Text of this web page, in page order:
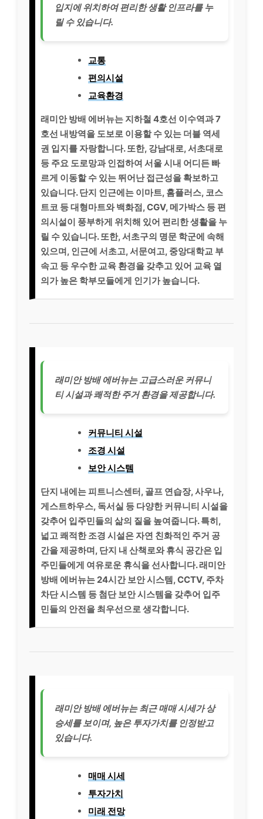
입지에 위치하여 편리한 생활 인프라를 누
릴 수 있습니다.
교통
편의시설
교육환경
래미안 방배 에버뉴는 지하철 4호선 이수역과 7
호선 내방역을 도보로 이용할 수 있는 더블 역세
권 입지를 자랑합니다. 또한, 강남대로, 서초대로
등 주요 도로망과 인접하여 서울 시내 어디든 빠
르게 이동할 수 있는 뛰어난 접근성을 확보하고
있습니다. 단지 인근에는 이마트, 홈플러스, 코스
트코 등 대형마트와 백화점, CGV, 메가박스 등 편
의시설이 풍부하게 위치해 있어 편리한 생활을 누
릴 수 있습니다. 또한, 서초구의 명문 학군에 속해
있으며, 인근에 서초고, 서문여고, 중앙대학교 부
속고 등 우수한 교육 환경을 갖추고 있어 교육 열
의가 높은 학부모들에게 인기가 높습니다.
래미안 방배 에버뉴는 고급스러운 커뮤니
티 시설과 쾌적한 주거 환경을 제공합니다.
커뮤니티 시설
조경 시설
보안 시스템
단지 내에는 피트니스센터, 골프 연습장, 사우나,
게스트하우스, 독서실 등 다양한 커뮤니티 시설을
갖추어 입주민들의 삶의 질을 높여줍니다. 특히,
넓고 쾌적한 조경 시설은 자연 친화적인 주거 공
간을 제공하며, 단지 내 산책로와 휴식 공간은 입
주민들에게 여유로운 휴식을 선사합니다. 래미안
방배 에버뉴는 24시간 보안 시스템, CCTV, 주차
차단 시스템 등 첨단 보안 시스템을 갖추어 입주
민들의 안전을 최우선으로 생각합니다.
래미안 방배 에버뉴는 최근 매매 시세가 상
승세를 보이며, 높은 투자가치를 인정받고
있습니다.
매매 시세
투자가치
미래 전망